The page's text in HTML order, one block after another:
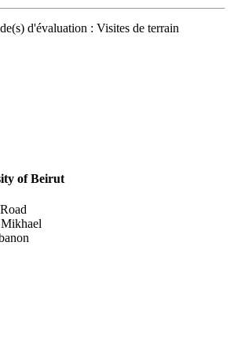
d'évaluation : Visites de terrain
of Beirut